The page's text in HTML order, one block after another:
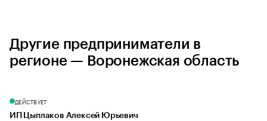
Другие предприниматели в
регионе — Воронежская область
ДЕЙСТВУЕТ
ИП Цыплаков Алексей Юрьевич